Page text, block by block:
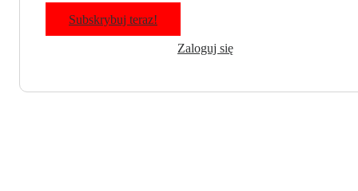
Subskrybuj teraz!
Zaloguj się